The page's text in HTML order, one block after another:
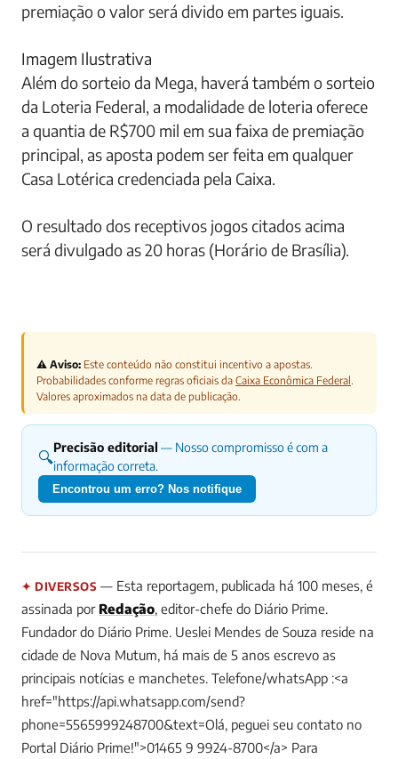
premiação o valor será divido em partes iguais.
Imagem Ilustrativa
Além do sorteio da Mega, haverá também o sorteio
da Loteria Federal, a modalidade de loteria oferece
a quantia de R$700 mil em sua faixa de premiação
principal, as aposta podem ser feita em qualquer
Casa Lotérica credenciada pela Caixa.
O resultado dos receptivos jogos citados acima
será divulgado as 20 horas (Horário de Brasília).
⚠️ Aviso: Este conteúdo não constitui incentivo a apostas.
Probabilidades conforme regras oficiais da Caixa Econômica Federal.
Valores aproximados na data de publicação.
🔍Precisão editorial — Nosso compromisso é com a
informação correta.
Encontrou um erro? Nos notifique
✦ DIVERSOS — Esta reportagem, publicada há 100 meses, é
assinada por Redação, editor-chefe do Diário Prime.
Fundador do Diário Prime. Ueslei Mendes de Souza reside na
cidade de Nova Mutum, há mais de 5 anos escrevo as
principais notícias e manchetes. Telefone/whatsApp :<a
href="https://api.whatsapp.com/send?
phone=5565999248700&text=Olá, peguei seu contato no
Portal Diário Prime!">01465 9 9924-8700</a> Para